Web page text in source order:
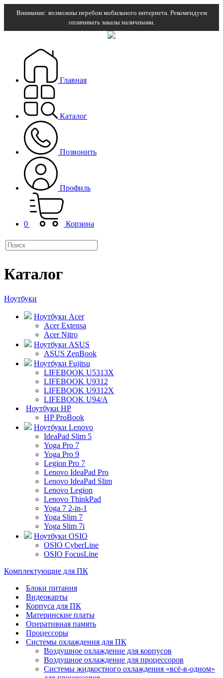
Внимание: возможны перебои мобильного интернета. Рекомендуем
оплачивать заказы наличными.
Главная
Каталог
Позвонить
Профиль
0 Корзина
Каталог
Ноутбуки
Ноутбуки Acer
Acer Extensa
Acer Nitro
Ноутбуки ASUS
ASUS ZenBook
Ноутбуки Fujitsu
LIFEBOOK U5313X
LIFEBOOK U9312
LIFEBOOK U9312X
LIFEBOOK U94/A
Ноутбуки HP
HP ProBook
Ноутбуки Lenovo
IdeaPad Slim 5
Yoga Pro 7
Yoga Pro 9
Legion Pro 7
Lenovo IdeaPad Pro
Lenovo IdeaPad Slim
Lenovo Legion
Lenovo ThinkPad
Yoga 7 2-in-1
Yoga Slim 7
Yoga Slim 7i
Ноутбуки OSIO
OSIO CyberLine
OSIO FocusLine
Комплектующие для ПК
Блоки питания
Видеокарты
Корпуса для ПК
Материнские платы
Оперативная память
Процессоры
Системы охлаждения для ПК
Воздушное охлаждение для корпусов
Воздушное охлаждение для процессоров
Системы жидкостного охлаждения «всё-в-одном»